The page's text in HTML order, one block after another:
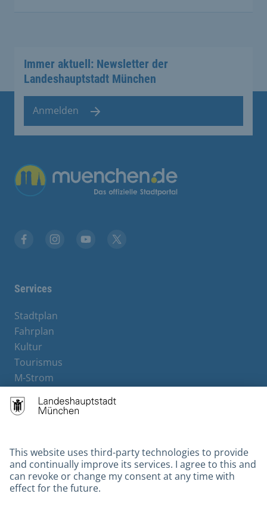
Immer aktuell: Newsletter der
Landeshauptstadt München
Anmelden
Übergreifende Links
Services
Stadtplan
Fahrplan
Kultur
Tourismus
M-Strom
Hotels
Contact
Barrierefreiheit
Leichte Sprache